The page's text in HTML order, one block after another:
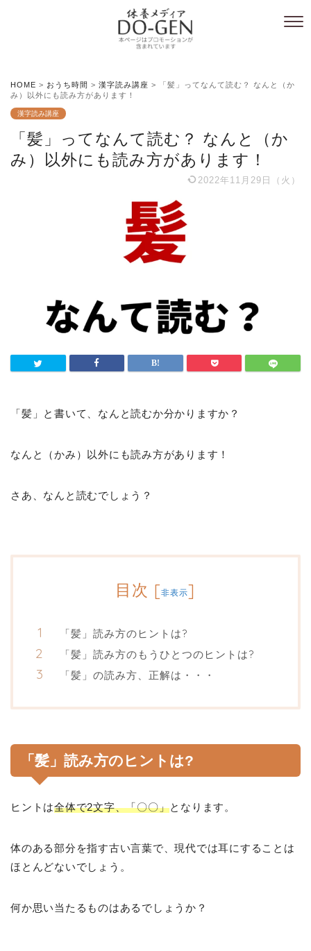
HOME > おうち時間 > 漢字読み講座 >
「髪」ってなんて読む？ なんと（か
み）以外にも読み方があります！
漢字読み講座
「髪」ってなんて読む？ なんと（か
み）以外にも読み方があります！
2022年11月29日（火）
「髪」と書いて、なんと読むか分かりますか？
なんと（かみ）以外にも読み方があります！
さあ、なんと読むでしょう？
目次 [非表示]
「髪」読み方のヒントは?
「髪」読み方のもうひとつのヒントは?
「髪」の読み方、正解は・・・
「髪」読み方のヒントは?
ヒントは全体で2文字、「〇〇」となります。
体のある部分を指す古い言葉で、現代では耳にすることは
ほとんどないでしょう。
何か思い当たるものはあるでしょうか？